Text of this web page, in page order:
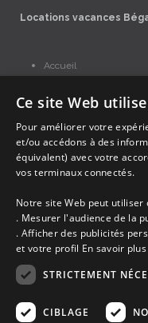
Locations vacances
Accueil
Promotions
Qui sommes-nous ?
Espace propriétaire
Ma sélection
Blog
Mentions légales
En partenariat avec
et grille de critères nationales
touristiques. C'est aussi un
ans et une validation par une
Ce site Web
Pour améliorer votre
et/ou accédons à des
équivalent) avec votre
vos terminaux connectés.
Notre site Web peut utiliser
. Mesurer l'audience de la
. Afficher des publicités
et votre profil En savoir plus
STRICTEMENT
CIBLAGE